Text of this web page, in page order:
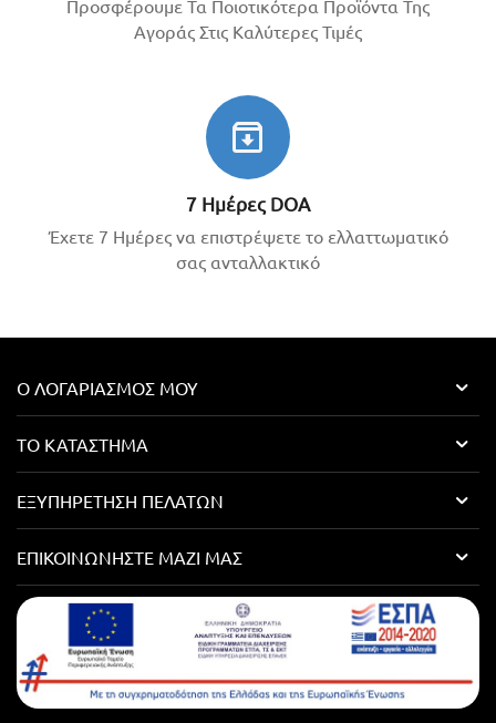
Προσφέρουμε Τα Ποιοτικότερα Προϊόντα Της
Αγοράς Στις Καλύτερες Τιμές
7 Ημέρες DOA
Έχετε 7 Ημέρες να επιστρέψετε το ελλαττωματικό
σας ανταλλακτικό
Ο ΛΟΓΑΡΙΑΣΜΌΣ ΜΟΥ
ΤΟ ΚΑΤΆΣΤΗΜΑ
ΕΞΥΠΗΡΈΤΗΣΗ ΠΕΛΑΤΏΝ
ΕΠΙΚΟΙΝΩΝΉΣΤΕ ΜΑΖΊ ΜΑΣ